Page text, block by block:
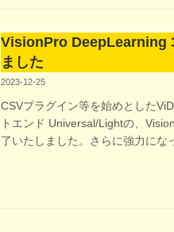
VisionPro DeepLearning
ました
2023-12-25
CSVプラグイン等を始めとした
トエンド Universal/Lightの、
了いたしました。さらに強力にな